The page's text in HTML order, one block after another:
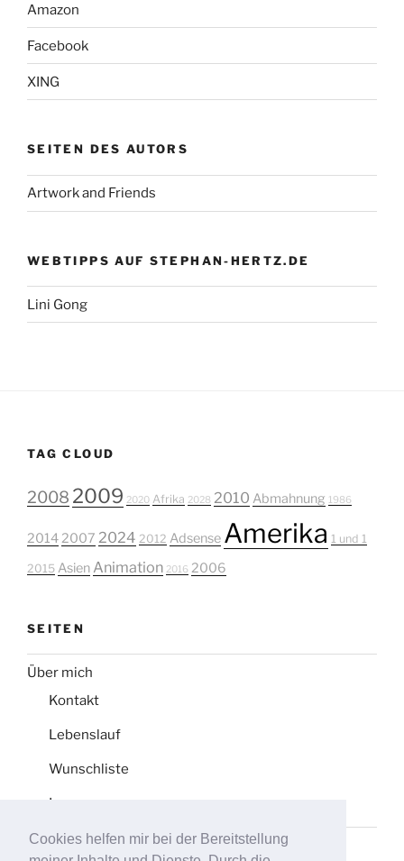
Cookies helfen mir bei der Bereitstellung
Amazon
Facebook
XING
SEITEN DES AUTORS
Artwork and Friends
WEBTIPPS AUF STEPHAN-HERTZ.DE
Lini Gong
TAG CLOUD
2008 2009 2020 Afrika 2028 2010 Abmahnung 1986
2014 2007 2024 2012 Adsense Amerika 1 und 1
2015 Asien Animation 2016 2006
SEITEN
Über mich
Kontakt
Lebenslauf
Wunschliste
Impressum
Datenschutz